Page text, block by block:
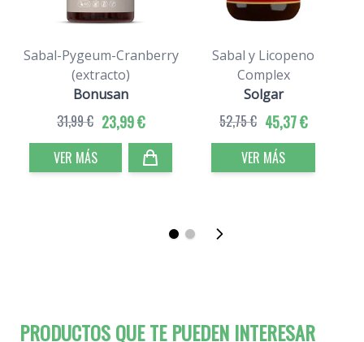
Sabal-Pygeum-Cranberry
(extracto)
Bonusan
23,99 €
31,99 €
VER MÁS
Sabal y Licopeno
Complex
Solgar
45,37 €
52,75 €
VER MÁS
PRODUCTOS QUE TE PUEDEN INTERESAR